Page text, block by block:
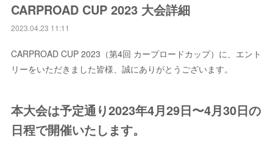
CARPROAD CUP 2023 大会詳細
2023.04.23 11:11
CARPROAD CUP 2023（第4回 カープロードカップ）に、エント
リーをいただきました皆様、誠にありがとうございます。
本大会は予定通り2023年4月29日〜4月30日の
日程で開催いたします。